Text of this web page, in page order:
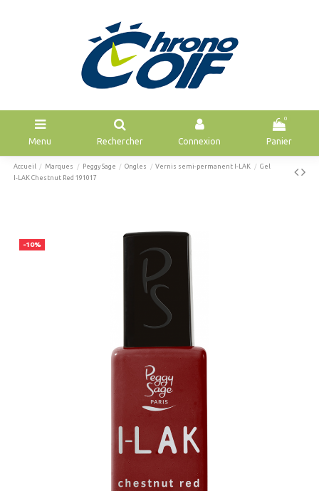
Menu Rechercher Connexion
0
Panier
Accueil Marques Peggy Sage Ongles Vernis semi-permanent I-LAK
Gel
I-LAK Chestnut Red 191017
-10%